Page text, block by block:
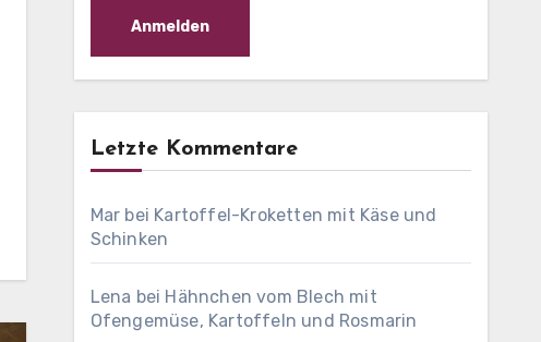
Letzte Kommentare
Mar bei Kartoffel-Kroketten mit Käse und
Schinken
Lena bei Hähnchen vom Blech mit
Ofengemüse, Kartoffeln und Rosmarin